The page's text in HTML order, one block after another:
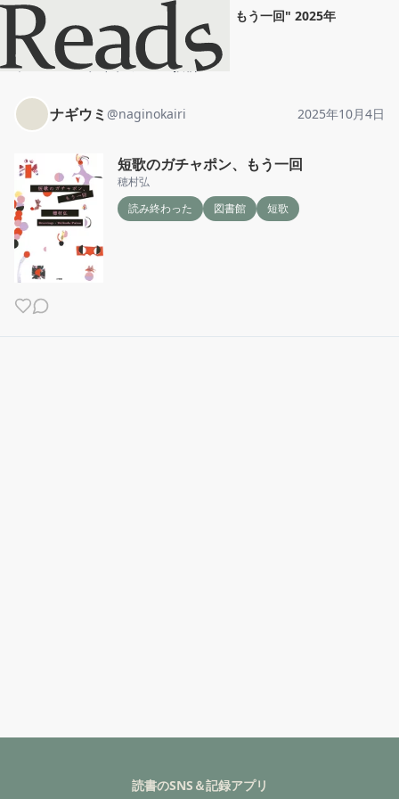
短歌のガチャポン、もう一回" 2025年
10月4日
ホーム
ナギウミ 投稿
ナギウミ @naginokairi 2025年10月4日
短歌のガチャポン、もう一回
穂村弘
読み終わった
図書館 短歌
読書のSNS＆記録アプリ